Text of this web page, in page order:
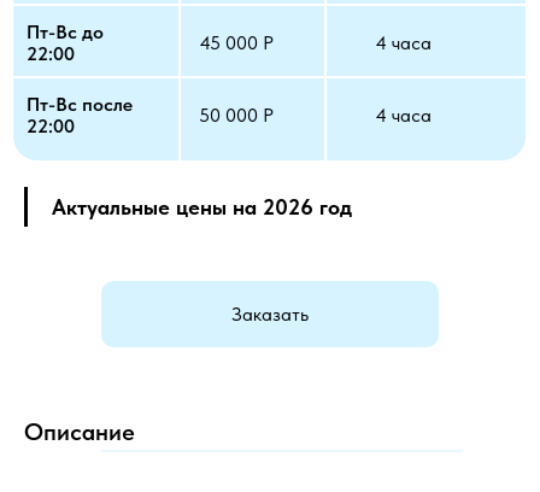
Пт-Вс до
22:00
Пт-Вс после
22:00
45 000 Р 4 часа
50 000 Р 4 часа
Актуальные цены на 2026 год
Заказать
Описание